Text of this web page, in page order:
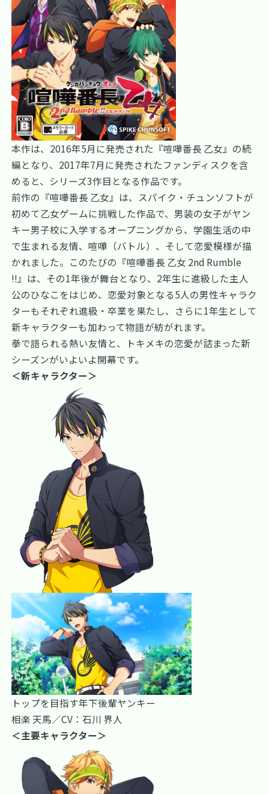
本作は、2016年5月に発売された『喧嘩番長 乙女』の続
編となり、2017年7月に発売されたファンディスクを含
めると、シリーズ3作目となる作品です。
前作の『喧嘩番長 乙女』は、スパイク・チュンソフトが
初めて乙女ゲームに挑戦した作品で、男装の女子がヤン
キー男子校に入学するオープニングから、学園生活の中
で生まれる友情、喧嘩（バトル）、そして恋愛模様が描
かれました。このたびの『喧嘩番長 乙女 2nd Rumble
!!』は、その1年後が舞台となり、2年生に進級した主人
公のひなこをはじめ、恋愛対象となる5人の男性キャラク
ターもそれぞれ進級・卒業を果たし、さらに1年生として
新キャラクターも加わって物語が紡がれます。
拳で語られる熱い友情と、トキメキの恋愛が詰まった新
シーズンがいよいよ開幕です。
＜新キャラクター＞
トップを目指す年下後輩ヤンキー
相楽 天馬／CV：石川 界人
＜主要キャラクター＞